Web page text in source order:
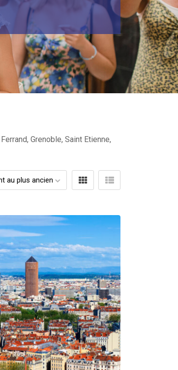
Grenoble, Saint Etienne,